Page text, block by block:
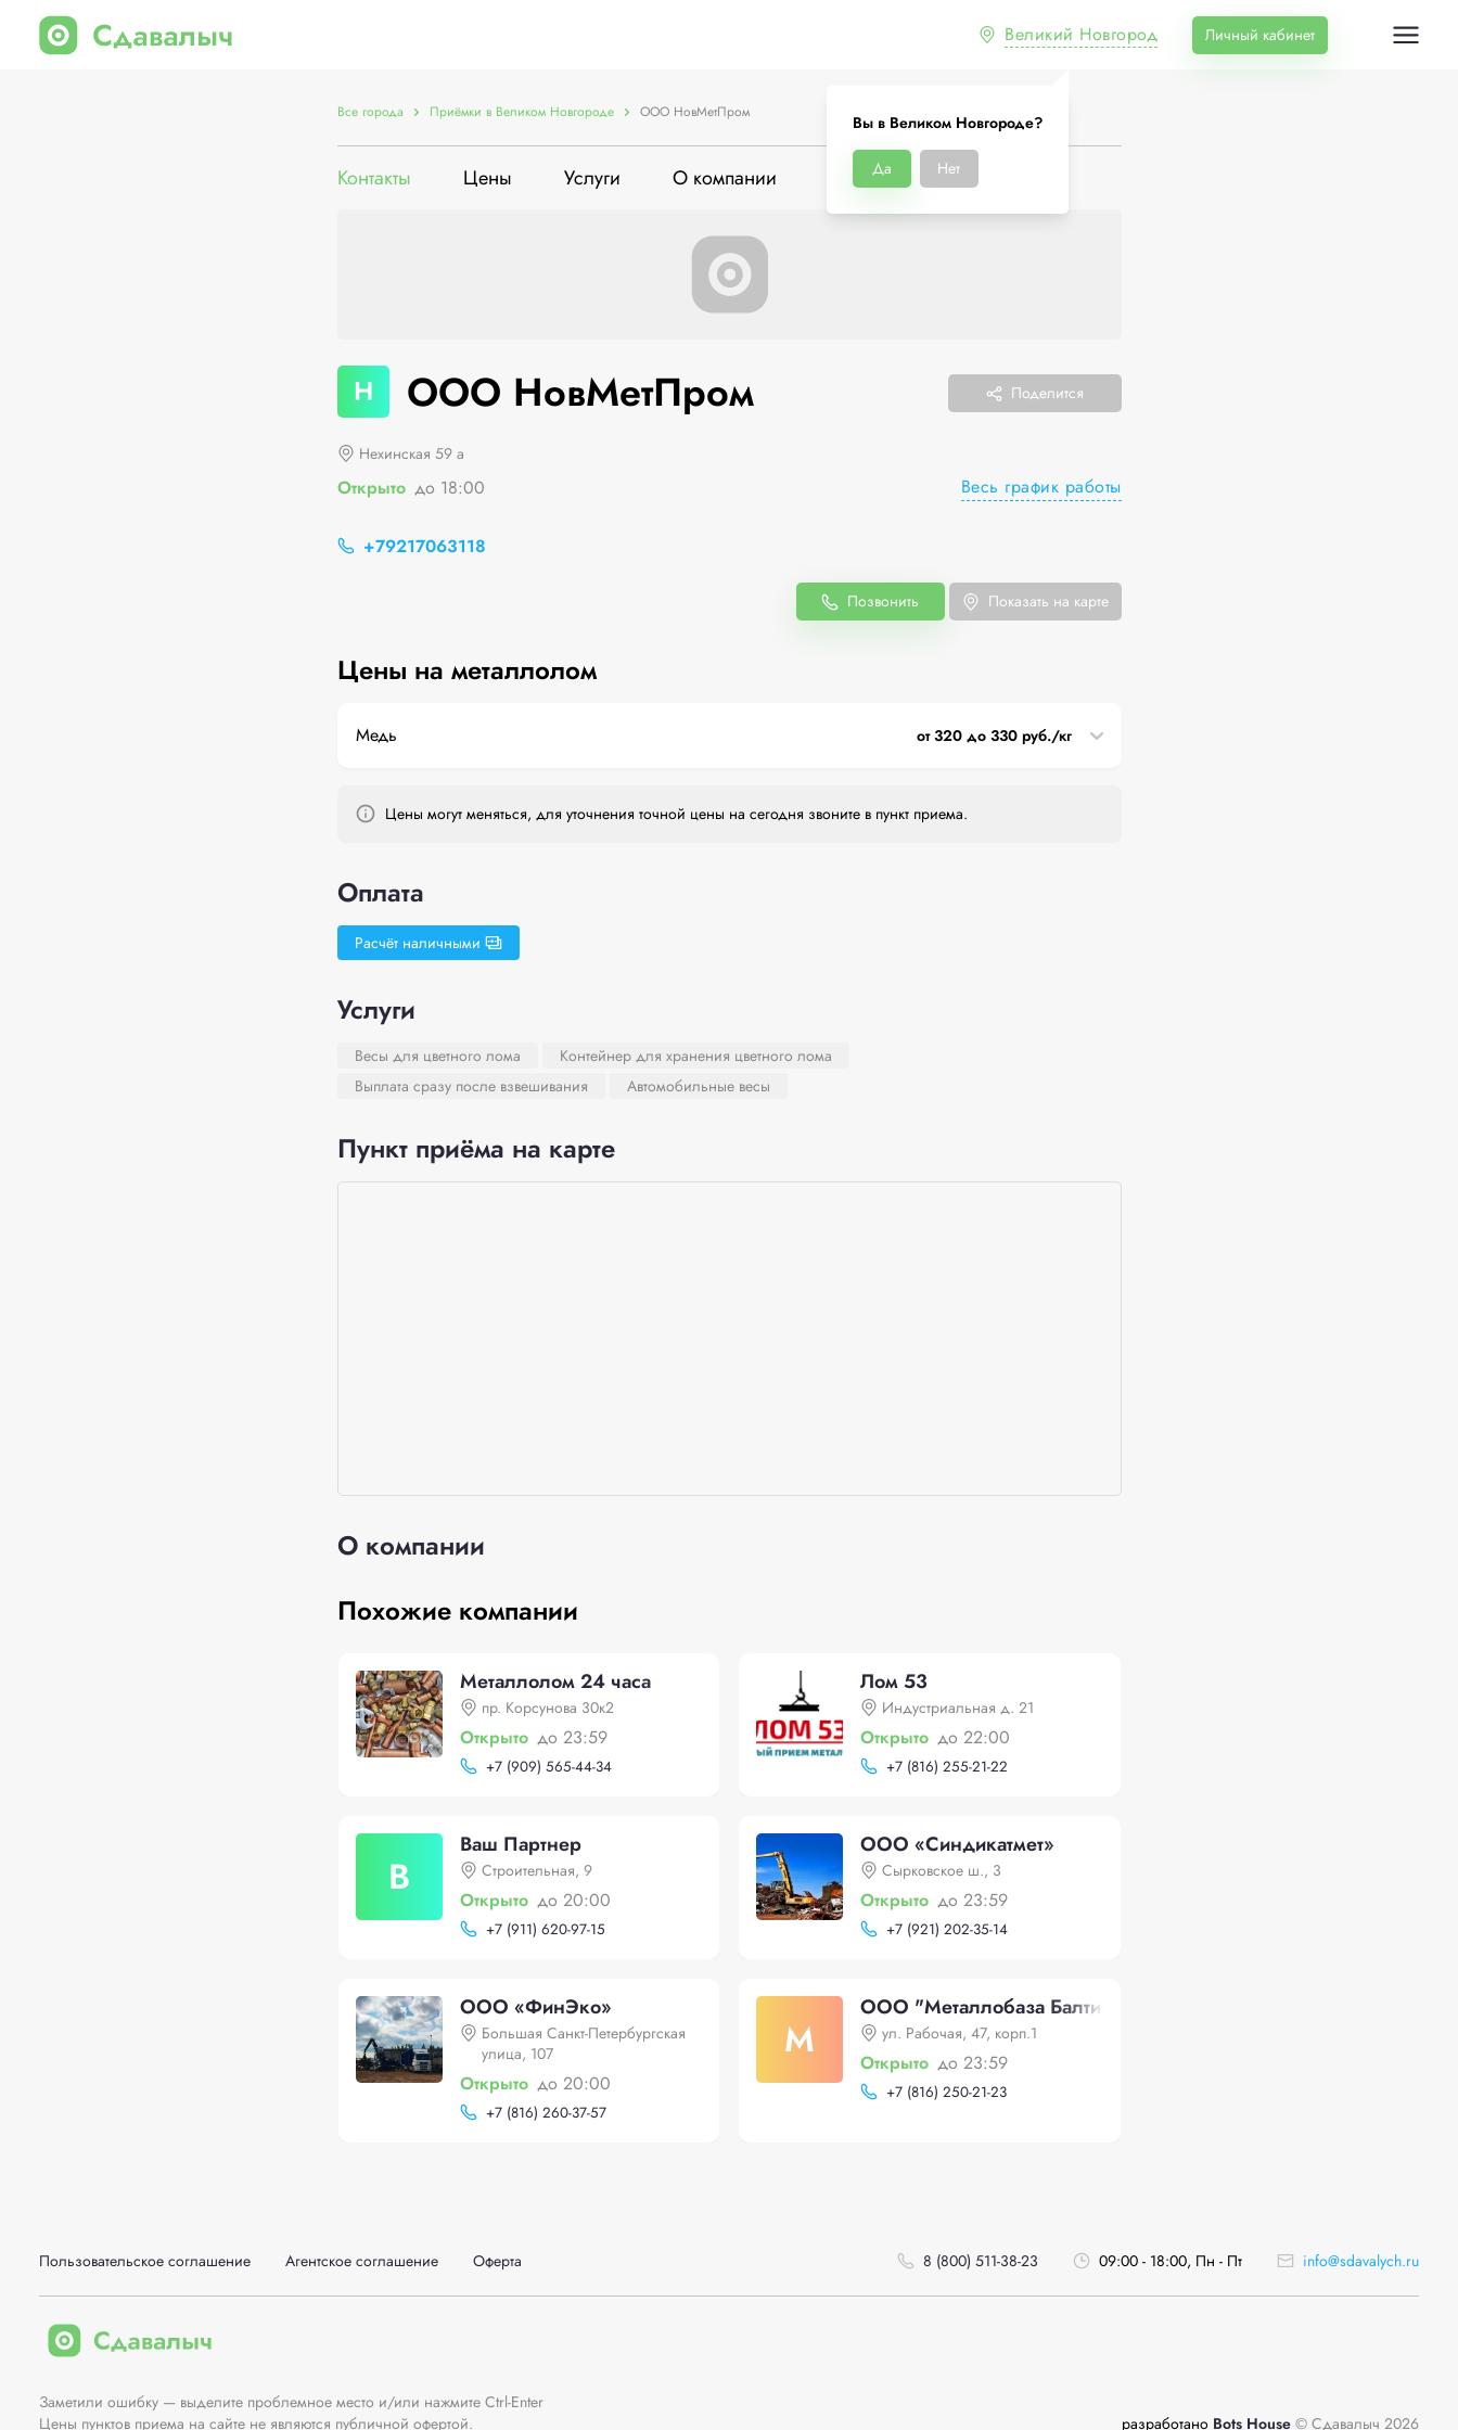
Великий Новгород
Вы в Великом Новгороде?
Да Нет
Личный кабинет
Все города Приёмки в Великом Новгороде ООО НовМетПром
Контакты Цены Услуги О компании
Н ООО НовМетПром Поделится
Нехинская 59 а
Открыто до 18:00 Весь график работы
+79217063118
Позвонить Показать на карте
Цены на металлолом
Медь от 320 до 330 руб./кг
Цены могут меняться, для уточнения точной цены на сегодня звоните в пункт приема.
Оплата
Расчёт наличными
Услуги
Весы для цветного лома
Контейнер для хранения цветного лома
Выплата сразу после взвешивания
Автомобильные весы
Пункт приёма на карте
О компании
Похожие компании
Металлолом 24 часа
пр. Корсунова 30к2
Открыто до 23:59
+7 (909) 565-44-34
Лом 53
Индустриальная д. 21
Открыто до 22:00
+7 (816) 255-21-22
В
Ваш Партнер
Строительная, 9
Открыто до 20:00
+7 (911) 620-97-15
ООО «Синдикатмет»
Сырковское ш., 3
Открыто до 23:59
+7 (921) 202-35-14
ООО «ФинЭко»
Большая Санкт-Петербургская
улица, 107
Открыто до 20:00
+7 (816) 260-37-57
М
ООО "Металлобаза Балтийская"
ул. Рабочая, 47, корп.1
Открыто до 23:59
+7 (816) 250-21-23
Пользовательское соглашение Агентское соглашение Оферта 8 (800) 511-38-23 09:00 - 18:00, Пн - Пт info@sdavalych.ru
Заметили ошибку — выделите проблемное место и/или нажмите Ctrl-Enter
Цены пунктов приема на сайте не являются публичной офертой.
разработано Bots House © Сдавалыч 2026